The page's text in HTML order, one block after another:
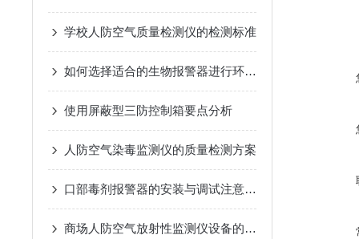
学校人防空气质量检测仪的检测标准
如何选择适合的生物报警器进行环境监测？
使用屏蔽型三防控制箱要点分析
人防空气染毒监测仪的质量检测方案
口部毒剂报警器的安装与调试注意事项
商场人防空气放射性监测仪设备的安全操作规程